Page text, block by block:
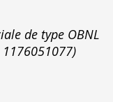
de type OBNL
1176051077)